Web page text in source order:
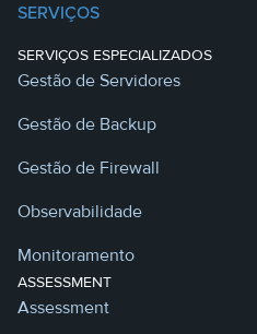
SERVIÇOS
SERVIÇOS ESPECIALIZADOS
Gestão de Servidores
Gestão de Backup
Gestão de Firewall
Observabilidade
Monitoramento
ASSESSMENT
Assessment